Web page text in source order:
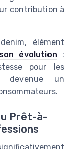
contribution à
élément
évolution :
pour les
devenue un
Prêt-à-